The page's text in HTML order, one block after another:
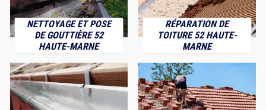
NETTOYAGE ET POSE
DE GOUTTIÈRE 52
HAUTE-MARNE
RÉPARATION DE
TOITURE 52 HAUTE-
MARNE